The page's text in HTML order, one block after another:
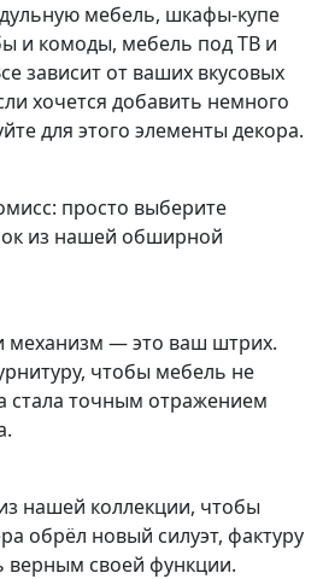
мебель, шкафы-купе
и комоды, мебель под ТВ и
зависит от ваших вкусовых
хочется добавить немного
для этого элементы декора.
просто выберите
из нашей обширной
механизм — это ваш штрих.
чтобы мебель не
стала точным отражением
нашей коллекции, чтобы
обрёл новый силуэт, фактуру
верным своей функции.